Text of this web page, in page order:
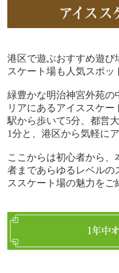
港区で遊ぶおすすめ遊び
スケート場も人気スポッ
緑豊かな明治神宮外苑の
リアにあるアイススケー
駅から歩いて5分、都営
1分と、港区から気軽に
ここからは初心者から
者まであらゆるレベルの
ススケート場の魅力をご